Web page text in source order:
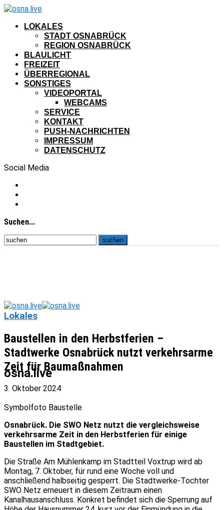
LOKALES
STADT OSNABRÜCK
REGION OSNABRÜCK
BLAULICHT
FREIZEIT
ÜBERREGIONAL
SONSTIGES
VIDEOPORTAL
WEBCAMS
SERVICE
KONTAKT
PUSH-NACHRICHTEN
IMPRESSUM
DATENSCHUTZ
Social Media
Suchen...
osna.live
Lokales
Baustellen in den Herbstferien –
Stadtwerke Osnabrück nutzt verkehrsarme
Zeit für Baumaßnahmen
3. Oktober 2024
Symbolfoto Baustelle
Osnabrück. Die SWO Netz nutzt die vergleichsweise
verkehrsarme Zeit in den Herbstferien für einige
Baustellen im Stadtgebiet.
Die Straße Am Mühlenkamp im Stadtteil Voxtrup wird ab
Montag, 7. Oktober, für rund eine Woche voll und
anschließend halbseitig gesperrt. Die Stadtwerke-Tochter
SWO Netz erneuert in diesem Zeitraum einen
Kanalhausanschluss. Konkret befindet sich die Sperrung auf